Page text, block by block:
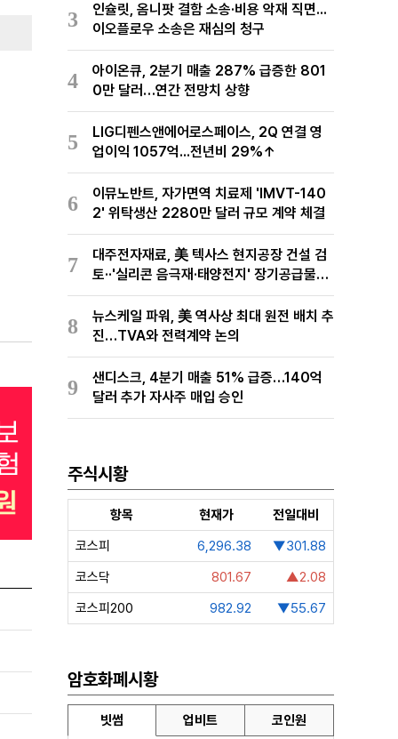
3
인슐릿, 옴니팟 결함 소송·비용 악재 직면...
이오플로우 소송은 재심의 청구
4
아이온큐, 2분기 매출 287% 급증한 801
0만 달러…연간 전망치 상향
5
LIG디펜스앤에어로스페이스, 2Q 연결 영
업이익 1057억...전년비 29%↑
6
이뮤노반트, 자가면역 치료제 'IMVT-140
2' 위탁생산 2280만 달러 규모 계약 체결
7
대주전자재료, 美 텍사스 현지공장 건설 검
토··'실리콘 음극재·태양전지' 장기공급물량
확보 준비
8
뉴스케일 파워, 美 역사상 최대 원전 배치 추
진…TVA와 전력계약 논의
9
샌디스크, 4분기 매출 51% 급증…140억
달러 추가 자사주 매입 승인
주식시황
항목 현재가
전일대비
코스피
6,296.38
▼301.88
코스닥
801.67
▲2.08
코스피200
982.92 ▼55.67
암호화폐시황
빗썸 업비트 코인원